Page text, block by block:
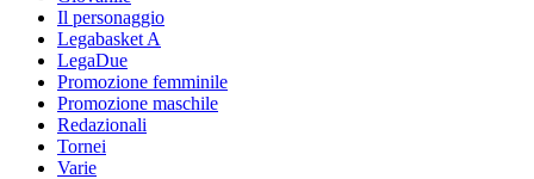
Il personaggio
Legabasket A
LegaDue
Promozione femminile
Promozione maschile
Redazionali
Tornei
Varie